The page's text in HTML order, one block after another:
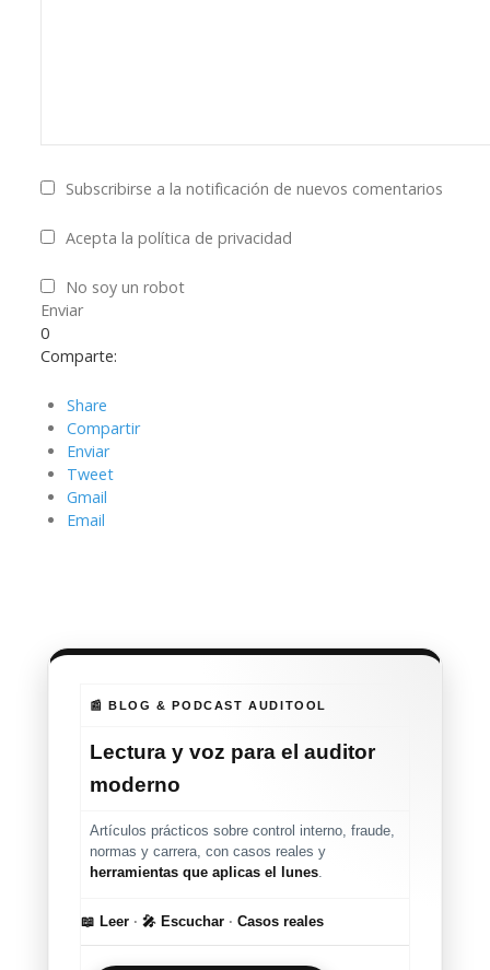
Subscribirse a la notificación de nuevos comentarios
Acepta la política de privacidad
No soy un robot
Enviar
0
Comparte:
Share
Compartir
Enviar
Tweet
Gmail
Email
📰 BLOG & PODCAST AUDITOOL
Lectura y voz para el auditor
moderno
Artículos prácticos sobre control interno, fraude,
normas y carrera, con casos reales y
herramientas que aplicas el lunes.
📖 Leer · 🎤 Escuchar · Casos reales